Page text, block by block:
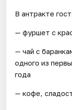
В антракте
— фуршет с
— чай с
одного из
года
— кофе,